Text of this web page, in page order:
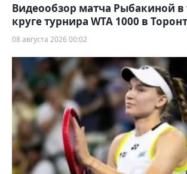
Видеообзор матча Рыбакиной в
круге турнира WTA 1000 в
08 августа 2026 00:02